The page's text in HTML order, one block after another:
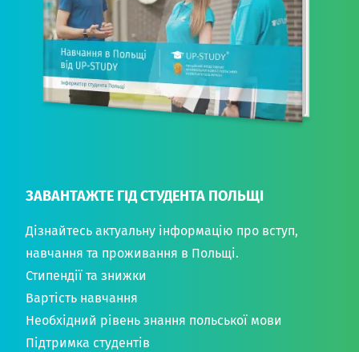
ЗАВАНТАЖТЕ ГІД СТУДЕНТА ПОЛЬЩІ
Дізнайтесь актуальну інформацію про вступ,
навчання та проживання в Польщі.
Стипендії та знижки
Вартість навчання
Необхідний рівень знання польської мови
Підтримка студентів